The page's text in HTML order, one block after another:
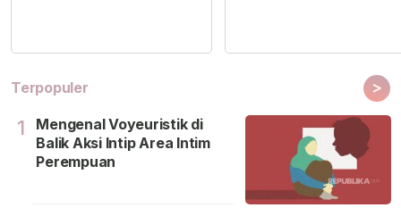
Terpopuler >
1
Mengenal Voyeuristik di
Balik Aksi Intip Area Intim
Perempuan